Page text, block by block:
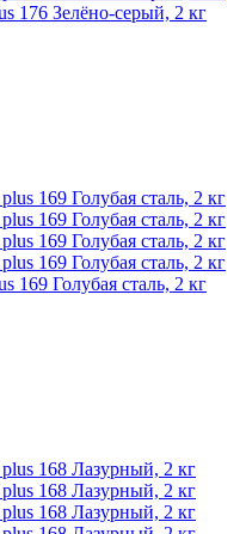
176 Зелёно-серый, 2 кг
169 Голубая сталь, 2 кг